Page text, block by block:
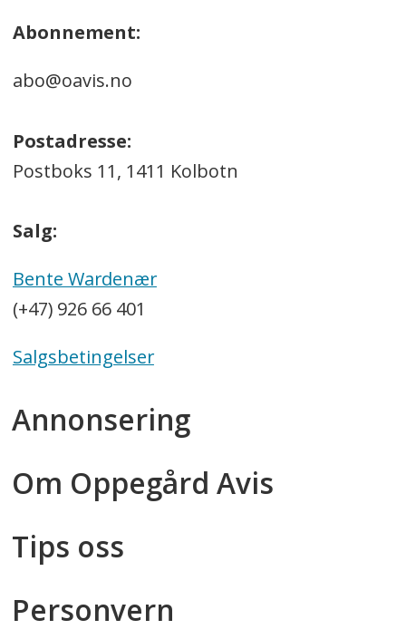
Abonnement:
abo@oavis.no
Postadresse:
Postboks 11, 1411 Kolbotn
Salg:
Bente Wardenær
(+47) 926 66 401
Salgsbetingelser
Annonsering
Om Oppegård Avis
Tips oss
Personvern